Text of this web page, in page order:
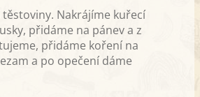
těstoviny. Nakrájíme kuřecí
přidáme na pánev a z
přidáme koření na
a po opečení dáme